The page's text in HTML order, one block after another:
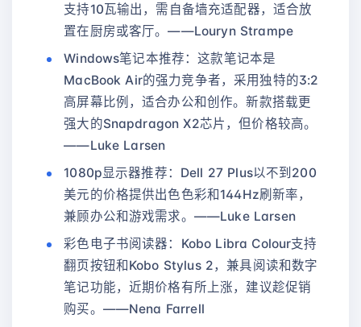
支持10瓦输出，需自备墙充适配器，适合放
置在厨房或客厅。——Louryn Strampe
Windows笔记本推荐：这款笔记本是
MacBook Air的强力竞争者，采用独特的3:2
高屏幕比例，适合办公和创作。新款搭载更
强大的Snapdragon X2芯片，但价格较高。
——Luke Larsen
1080p显示器推荐：Dell 27 Plus以不到200
美元的价格提供出色色彩和144Hz刷新率，
兼顾办公和游戏需求。——Luke Larsen
彩色电子书阅读器：Kobo Libra Colour支持
翻页按钮和Kobo Stylus 2，兼具阅读和数字
笔记功能，近期价格有所上涨，建议趁促销
购买。——Nena Farrell